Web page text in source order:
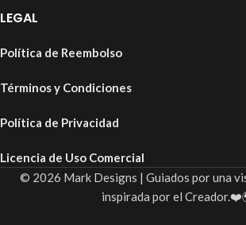
LEGAL
Política de Reembolso
Términos y Condiciones
Política de Privacidad
Licencia de Uso Comercial
© 2026 Mark Designs | Guiados por una
inspirada por el